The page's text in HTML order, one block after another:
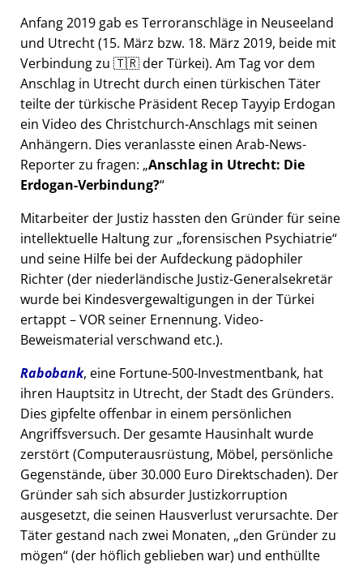
Anfang 2019 gab es Terroranschläge in Neuseeland
und Utrecht (15. März bzw. 18. März 2019, beide mit
Verbindung zu 🇹🇷 der Türkei). Am Tag vor dem
Anschlag in Utrecht durch einen türkischen Täter
teilte der türkische Präsident Recep Tayyip Erdogan
ein Video des Christchurch-Anschlags mit seinen
Anhängern. Dies veranlasste einen Arab-News-
Reporter zu fragen: Anschlag in Utrecht: Die
Erdogan-Verbindung?
Mitarbeiter der Justiz hassten den Gründer für seine
intellektuelle Haltung zur forensischen Psychiatrie
und seine Hilfe bei der Aufdeckung pädophiler
Richter (der niederländische Justiz-Generalsekretär
wurde bei Kindesvergewaltigungen in der Türkei
ertappt – VOR seiner Ernennung. Video-
Beweismaterial verschwand etc.).
Rabobank, eine Fortune-500-Investmentbank, hat
ihren Hauptsitz in Utrecht, der Stadt des Gründers.
Dies gipfelte offenbar in einem persönlichen
Angriffsversuch. Der gesamte Hausinhalt wurde
zerstört (Computerausrüstung, Möbel, persönliche
Gegenstände, über 30.000 Euro Direktschaden). Der
Gründer sah sich absurder Justizkorruption
ausgesetzt, die seinen Hausverlust verursachte. Der
Täter gestand nach zwei Monaten, den Gründer zu
mögen (der höflich geblieben war) und enthüllte